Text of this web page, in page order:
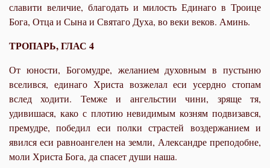
славити величие, благодать и милость Единаго в Троице
Бога, Отца и Сына и Святаго Духа, во веки веков. Аминь.
ТРОПАРЬ, ГЛАС 4
От юности, Богомудре, желанием духовным в пустыню
вселився, единаго Христа возжелал еси усердно стопам
вслед ходити. Темже и ангельстии чини, зряще тя,
удивишася, како с плотию невидимым козням подвизався,
премудре, победил еси полки страстей воздержанием и
явился еси равноангелен на земли, Александре преподобне,
моли Христа Бога, да спасет души наша.